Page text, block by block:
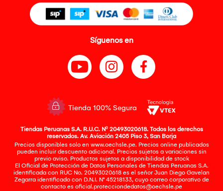
Síguenos en
Tienda 100% Segura
Tiendas Peruanas S.A. R.U.C. Nº 20493020618. Todos los derechos
reservados. Av. Aviación 2405 Piso 3, San Borja
Precios disponibles solo en www.oechsle.pe. Precios online publicados
pueden incluir descuento adicional. Precios sujetos a variaciones sin
previo aviso. Productos sujetos a disponibilidad de stock
El Oficial de Protección de Datos Personales de Tiendas Peruanas S.A.
identificada con RUC No. 20493020618 es el señor Juan Diego Gavelan
Zegarra identificado con D.N.I. N° 45218133, cuyo correo corporativo de
contacto es oficial.protecciondedatos@oechsle.pe